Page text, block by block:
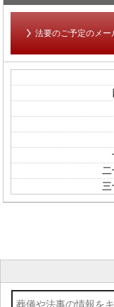
法要のご予定のメ